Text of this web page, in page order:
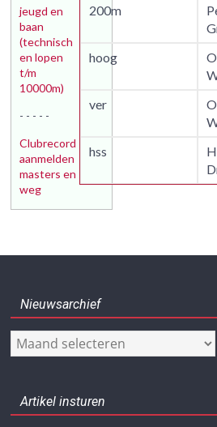
200m
hoog
ver
hss
jeugd en
baan
(technisch
en lopen
t/m
10000m)
- - - - -
Clubrecord
aanmelden
masters en
weg
Nieuwsarchief
Nieuwsarchief
Artikel insturen